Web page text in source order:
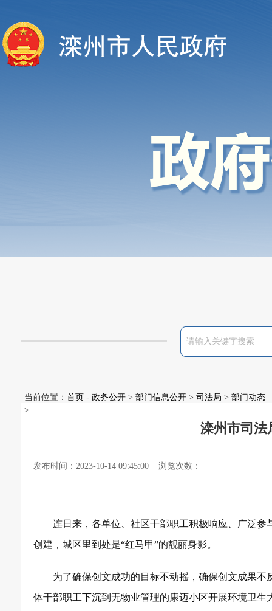
当前位置： 首页 - 政务公开 > 部门信息公开 > 司法局 > 部门动态
>
滦州市司法
发布时间：2023-10-14 09:45:00 浏览次数：
连日来，各单位、社区干部职工积极响应、广泛
创建，城区里到处是“红马甲”的靓丽身影。
为了确保创文成功的目标不动摇，确保创文成果
体干部职工下沉到无物业管理的康迈小区开展环境卫